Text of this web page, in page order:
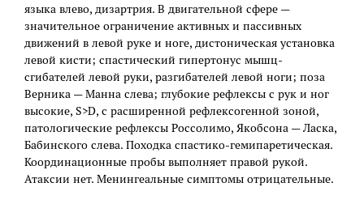
языка влево, дизартрия. В двигательной сфере —
значительное ограничение активных и пассивных
движений в левой руке и ноге, дистоническая установка
левой кисти; спастический гипертонус мышц-
сгибателей левой руки, разгибателей левой ноги; поза
Верника — Манна слева; глубокие рефлексы с рук и ног
высокие, S>D, с расширенной рефлексогенной зоной,
патологические рефлексы Россолимо, Якобсона — Ласка,
Бабинского слева. Походка спастико-гемипаретическая.
Координационные пробы выполняет правой рукой.
Атаксии нет. Менингеальные симптомы отрицательные.